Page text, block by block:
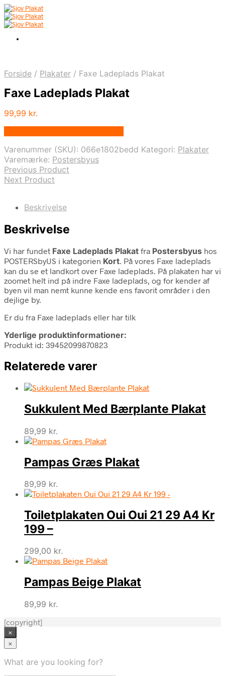
Forside / Plakater / Faxe Ladeplads Plakat
Faxe Ladeplads Plakat
99,99 kr.
Varenummer (SKU): 066e1802bedd Kategori: Plakater
Varemærke: Postersbyus
Previous Product
Next Product
Beskrivelse
Beskrivelse
Vi har fundet Faxe Ladeplads Plakat fra Postersbyus hos
POSTERSbyUS i kategorien Kort. På vores Faxe ladeplads
kan du se et landkort over Faxe ladeplads. På plakaten har vi
zoomet helt ind på indre Faxe ladeplads, og for kender af
byen vil man nemt kunne kende ens favorit områder i den
dejlige by.
Er du fra Faxe ladeplads eller har tilk
Yderlige produktinformationer:
Produkt id: 39452099870823
Relaterede varer
Sukkulent Med Bærplante Plakat
89,99 kr.
Pampas Græs Plakat
89,99 kr.
Toiletplakaten Oui Oui 21 29 A4 Kr
199 –
299,00 kr.
Pampas Beige Plakat
89,99 kr.
[copyright]
×
×
What are you looking for?